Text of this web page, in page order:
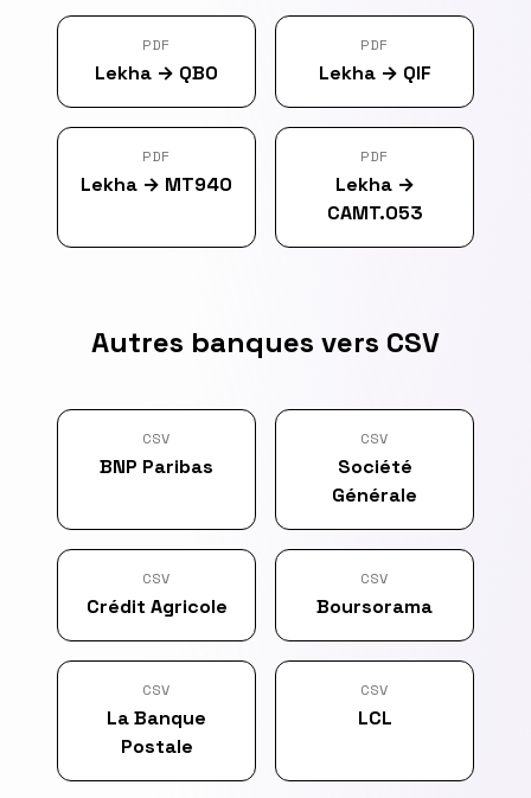
PDF
Lekha → QBO
PDF
Lekha→ QIF
PDF
Lekha → MT940
PDF
Lekha→
CAMT.053
Autres banques vers CSV
CSV
BNP Paribas
CSV
Société
Générale
CSV
Crédit Agricole
CSV
Boursorama
CSV
La Banque
Postale
CSV
LCL